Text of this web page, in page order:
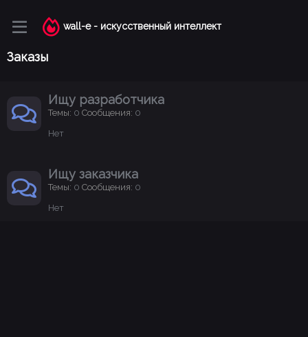
wall-e - искусственный интеллект
Заказы
Ищу разработчика
Темы 0 Сообщения 0
Нет
Ищу заказчика
Темы 0 Сообщения 0
Нет